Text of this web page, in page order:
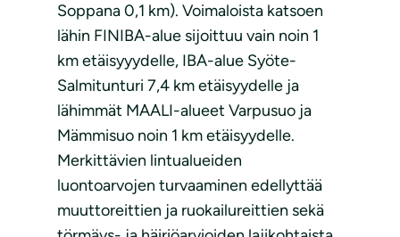
Soppana 0,1 km). Voimaloista katsoen
lähin FINIBA-alue sijoittuu vain noin 1
km etäisyyydelle, IBA-alue Syöte-
Salmitunturi 7,4 km etäisyydelle ja
lähimmät MAALI-alueet Varpusuo ja
Mämmisuo noin 1 km etäisyydelle.
Merkittävien lintualueiden
luontoarvojen turvaaminen edellyttää
muuttoreittien ja ruokailureittien sekä